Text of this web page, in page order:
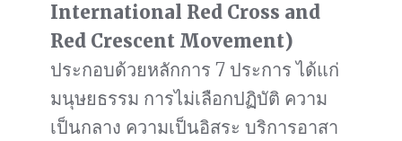
International Red Cross and
Red Crescent Movement)
ประกอบด้วยหลักการ 7 ประการ ได้แก่
มนุษยธรรม การไม่เลือกปฏิบัติ ความ
เป็นกลาง ความเป็นอิสระ บริการอาสา